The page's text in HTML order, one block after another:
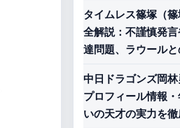
タイムレス篠塚（
全解説：不謹慎発
達問題、ラウール
中日ドラゴンズ岡
プロフィール情報
いの天才の実力を